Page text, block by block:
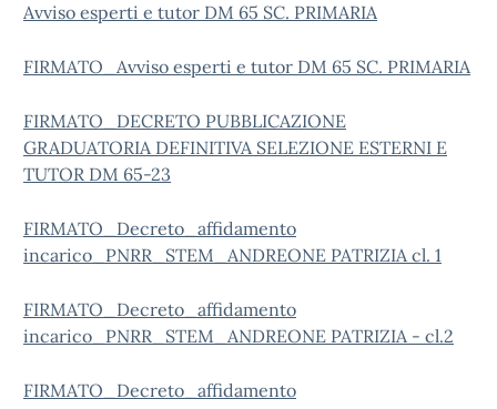
Avviso esperti e tutor DM 65 SC. PRIMARIA
FIRMATO_Avviso esperti e tutor DM 65 SC. PRIMARIA
FIRMATO_DECRETO PUBBLICAZIONE
GRADUATORIA DEFINITIVA SELEZIONE ESTERNI E
TUTOR DM 65-23
FIRMATO_Decreto_affidamento
incarico_PNRR_STEM_ANDREONE PATRIZIA cl. 1
FIRMATO_Decreto_affidamento
incarico_PNRR_STEM_ANDREONE PATRIZIA - cl.2
FIRMATO_Decreto_affidamento